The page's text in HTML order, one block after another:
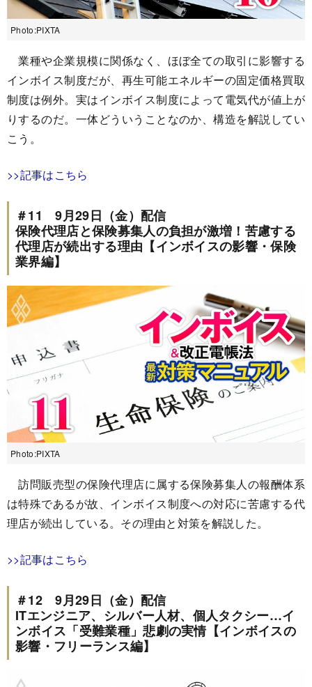
Photo:PIXTA
業種や企業規模に関係なく、ほぼ全ての取引に影響する
インボイス制度だが、再生可能エネルギーの固定価格買取
制度は例外。実はインボイス制度によって電気代が値上が
りするのだ。一体どういうことなのか、構造を解説してい
こう。
>>記事はこちら
＃11 9月29日（金）配信
保険代理店と保険募集人の負担が激増！苦慮する
代理店が続出する理由【インボイスの影響・保険
業界編】
Photo:PIXTA
訪問販売型の保険代理店に属する保険募集人の報酬体系
は特殊であるが故、インボイス制度への対応に苦慮する代
理店が続出している。その理由と対策を解説した。
>>記事はこちら
＃12 9月29日（金）配信
ITエンジニア、シルバー人材、個人タクシー…イ
ンボイス「受難業種」悲劇の実情【インボイスの
影響・フリーランス編】